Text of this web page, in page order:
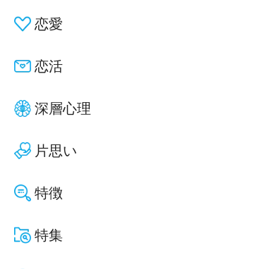
恋愛
恋活
深層心理
片思い
特徴
特集